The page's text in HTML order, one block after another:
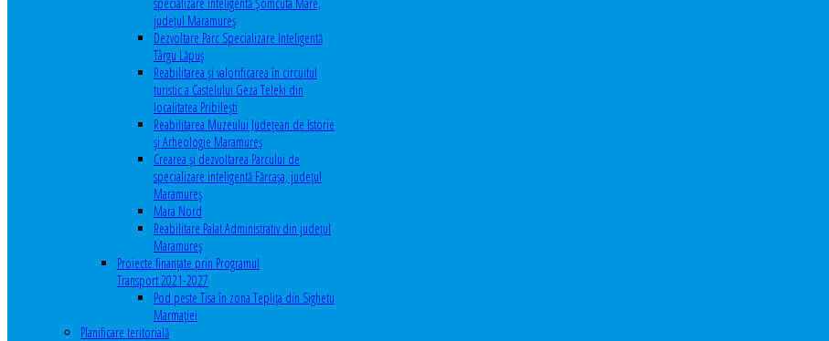
județul Maramureș
Dezvoltare Parc Specializare Inteligentă
Târgu Lăpuș
Reabilitarea și valorificarea în circuitul
turistic a Castelului Geza Teleki din
localitatea Pribilești
Reabilitarea Muzeului Județean de Istorie
și Arheologie Maramureș
Crearea și dezvoltarea Parcului de
specializare inteligentă Fărcașa, județul
Maramureș
Mara Nord
Reabilitare Palat Administrativ din județul
Maramureș
Proiecte finanțate prin Programul
Transport 2021-2027
Pod peste Tisa în zona Teplița din Sighetu
Marmației
Planificare teritorială